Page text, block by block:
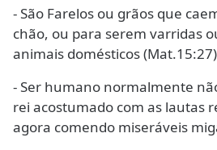
- São Farelos ou grãos que
chão, ou para serem varridas
animais domésticos
- Ser humano normalmente
rei acostumado com as lautas
agora comendo miseráveis